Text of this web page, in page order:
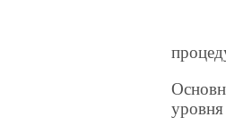
уровня